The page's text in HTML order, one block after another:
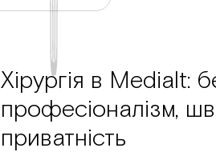
Хірургія в Medialt:
професіоналізм,
приватність